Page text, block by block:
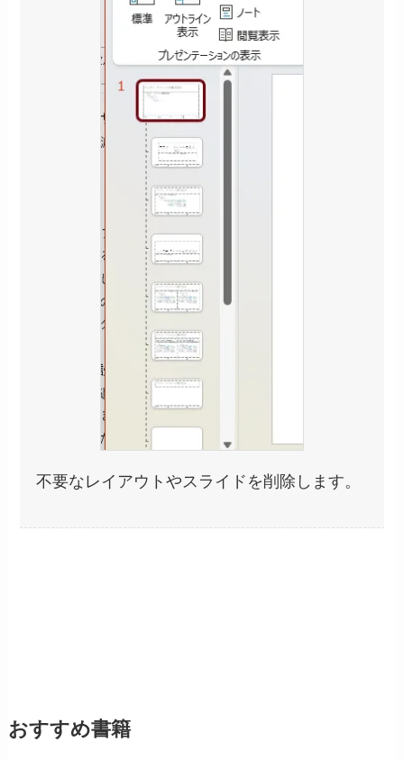
不要なレイアウトやスライドを削除します。
おすすめ書籍